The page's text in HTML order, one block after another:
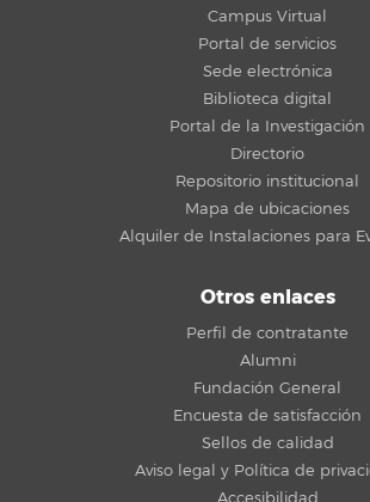
Campus Virtual
Portal de servicios
Sede electrónica
Biblioteca digital
Portal de la Investigación
Directorio
Repositorio institucional
Mapa de ubicaciones
Alquiler de Instalaciones para
Otros enlaces
Perfil de contratante
Alumni
Fundación General
Encuesta de satisfacción
Sellos de calidad
Aviso legal y Política de
Accesibilidad